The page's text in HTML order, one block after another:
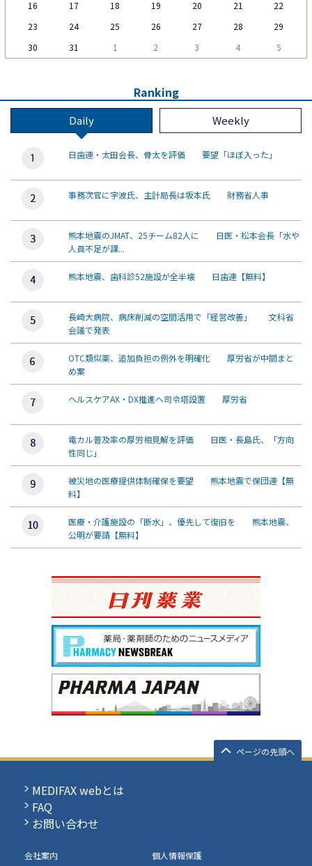
16
17 18 19 20 21
22
23
24 25 26 27 28
29
30
31 1 2 3 4 5
Ranking
Daily Weekly
日歯連・太田会長、骨太を評価 要望「ほぼ入った」
事務次官に宇波氏、主計局長は坂本氏 財務省人事
熊本地震のJMAT、25チーム82人に 日医・松本会長「水や
人員不足が課...
熊本地震、歯科診52施設が全半壊 日歯連【無料】
長崎大病院、病床削減の空間活用で「経営改善」 文科省
会議で発表
OTC類似薬、追加負担の例外を明確化 厚労省が中間まと
め案
ヘルスケアAX・DX推進へ司令塔設置 厚労省
電カル普及率の厚労相見解を評価 日医・長島氏、「方向
性同じ」
被災地の医療提供体制確保を要望 熊本地震で保団連【無
料】
医療・介護施設の「断水」、優先して復旧を 熊本地震、
公明が要請【無料】
ページの先頭へ
MEDIFAX webとは
FAQ
お問い合わせ
会社案内 個人情報保護